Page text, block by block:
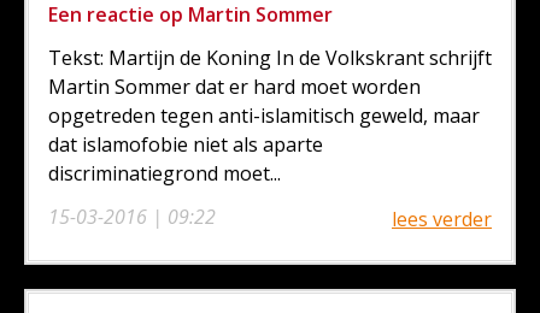
Een reactie op Martin Sommer
15-03-2016 | 09:22
Tekst: Martijn de Koning In de Volkskrant schrijft
Martin Sommer dat er hard moet worden
opgetreden tegen anti-islamitisch geweld, maar
dat islamofobie niet als aparte
discriminatiegrond moet...
lees verder